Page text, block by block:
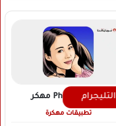
Photo Lab Pro مهكر
تطبيقات مهكرة